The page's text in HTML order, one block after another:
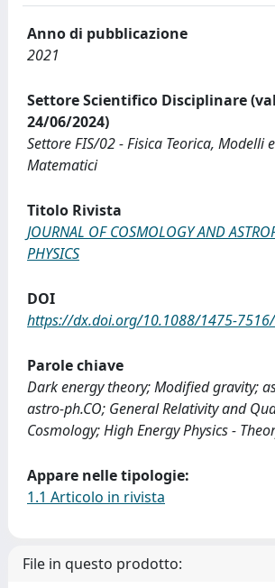
Anno di pubblicazione
2021
Settore Scientifico Disciplinare
24/06/2024)
Settore FIS/02 - Fisica Teorica, Modelli
Matematici
Titolo Rivista
JOURNAL OF COSMOLOGY AND
PHYSICS
DOI
https://dx.doi.org/10.1088/1475-
Parole chiave
Dark energy theory; Modified gravity;
astro-ph.CO; General Relativity and
Cosmology; High Energy Physics -
Appare nelle tipologie:
1.1 Articolo in rivista
File in questo prodotto: